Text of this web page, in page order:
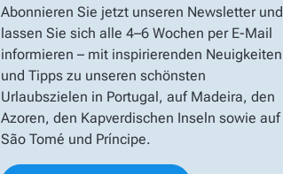
Abonnieren Sie jetzt unseren Newsletter und
lassen Sie sich alle 4–6 Wochen per E-Mail
informieren – mit inspirierenden Neuigkeiten
und Tipps zu unseren schönsten
Urlaubszielen in Portugal, auf Madeira, den
Azoren, den Kapverdischen Inseln sowie auf
São Tomé und Príncipe.